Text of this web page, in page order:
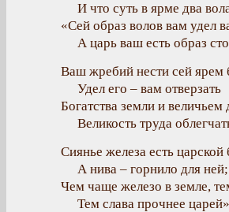
И что суть в ярме два
«Сей образ волов вам удел
А царь ваш есть образ
Ваш жребий нести сей ярем
Удел его – вам отверзать
Богатства земли и величьем
Великость труда
Сиянье железа есть царской
А нива – горнило для ней;
Чем чаще железо в земле,
Тем слава прочнее